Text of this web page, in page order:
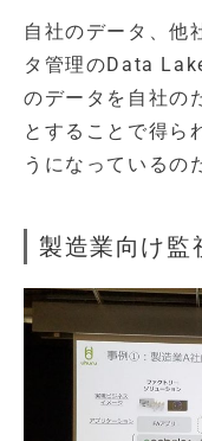
自社のデータ、他
タ管理のData
のデータを自社の
とすることで得ら
うになっているの
製造業向け監